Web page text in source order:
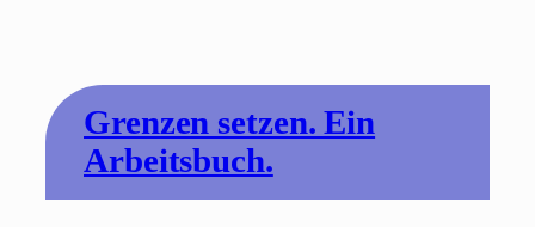
Grenzen setzen. Ein
Arbeitsbuch.